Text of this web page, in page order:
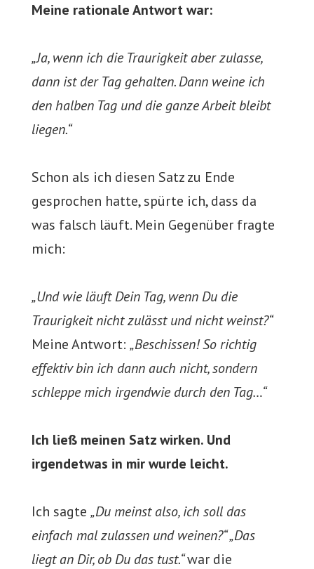
Meine rationale Antwort war:
„Ja, wenn ich die Traurigkeit aber zulasse,
dann ist der Tag gehalten. Dann weine ich
den halben Tag und die ganze Arbeit bleibt
liegen.“
Schon als ich diesen Satz zu Ende
gesprochen hatte, spürte ich, dass da
was falsch läuft. Mein Gegenüber fragte
mich:
„Und wie läuft Dein Tag, wenn Du die
Traurigkeit nicht zulässt und nicht weinst?“
Meine Antwort: „Beschissen! So richtig
effektiv bin ich dann auch nicht, sondern
schleppe mich irgendwie durch den Tag…“
Ich ließ meinen Satz wirken. Und
irgendetwas in mir wurde leicht.
Ich sagte „Du meinst also, ich soll das
einfach mal zulassen und weinen?“ „Das
liegt an Dir, ob Du das tust.“war die